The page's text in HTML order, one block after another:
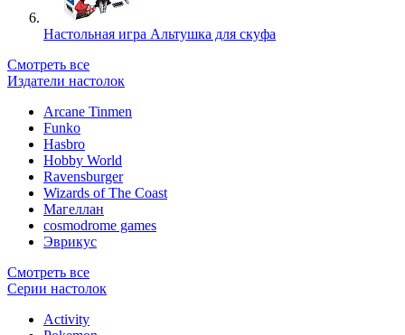
Настольная игра Альтушка для скуфа
Смотреть все
Издатели настолок
Arcane Tinmen
Funko
Hasbro
Hobby World
Ravensburger
Wizards of The Coast
Магеллан
сosmodrome games
Эврикус
Смотреть все
Серии настолок
Activity